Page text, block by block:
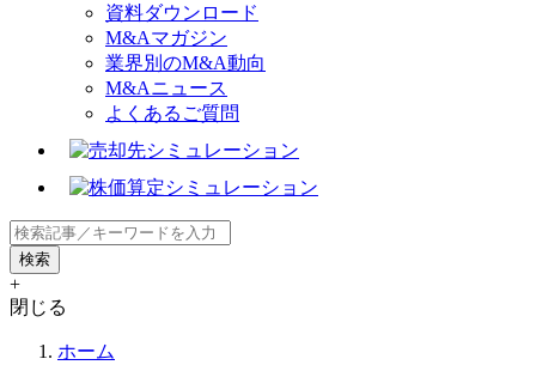
資料ダウンロード
M&Aマガジン
業界別のM&A動向
M&Aニュース
よくあるご質問
+
閉じる
ホーム